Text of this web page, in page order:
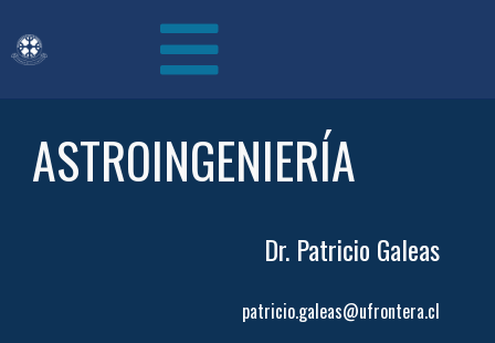
ASTROINGENIERÍA
Dr. Patricio Galeas
patricio.galeas@ufrontera.cl